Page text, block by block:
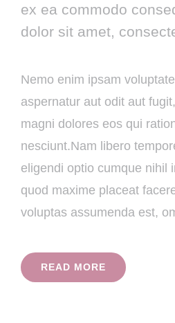
ex ea commodo
dolor sit amet,
Nemo enim ipsam
aspernatur aut odit aut
magni dolores eos qui
nesciunt.Nam libero
eligendi optio cumque nihil
quod maxime placeat
voluptas assumenda est,
READ MORE